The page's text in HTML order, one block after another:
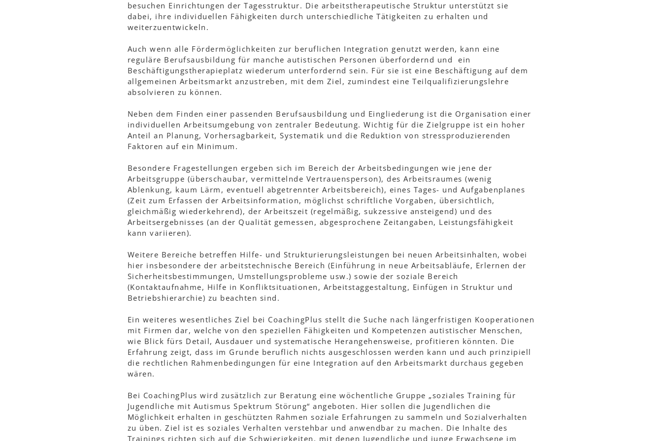
besuchen Einrichtungen der Tagesstruktur. Die arbeitstherapeutische Struktur unterstützt sie
dabei, ihre individuellen Fähigkeiten durch unterschiedliche Tätigkeiten zu erhalten und
weiterzuentwickeln.
Auch wenn alle Fördermöglichkeiten zur beruflichen Integration genutzt werden, kann eine
reguläre Berufsausbildung für manche autistischen Personen überfordernd und ein
Beschäftigungstherapieplatz wiederum unterfordernd sein. Für sie ist eine Beschäftigung auf dem
allgemeinen Arbeitsmarkt anzustreben, mit dem Ziel, zumindest eine Teilqualifizierungslehre
absolvieren zu können.
Neben dem Finden einer passenden Berufsausbildung und Eingliederung ist die Organisation einer
individuellen Arbeitsumgebung von zentraler Bedeutung. Wichtig für die Zielgruppe ist ein hoher
Anteil an Planung, Vorhersagbarkeit, Systematik und die Reduktion von stressproduzierenden
Faktoren auf ein Minimum.
Besondere Fragestellungen ergeben sich im Bereich der Arbeitsbedingungen wie jene der
Arbeitsgruppe (überschaubar, vermittelnde Vertrauensperson), des Arbeitsraumes (wenig
Ablenkung, kaum Lärm, eventuell abgetrennter Arbeitsbereich), eines Tages- und Aufgabenplanes
(Zeit zum Erfassen der Arbeitsinformation, möglichst schriftliche Vorgaben, übersichtlich,
gleichmäßig wiederkehrend), der Arbeitszeit (regelmäßig, sukzessive ansteigend) und des
Arbeitsergebnisses (an der Qualität gemessen, abgesprochene Zeitangaben, Leistungsfähigkeit
kann variieren).
Weitere Bereiche betreffen Hilfe- und Strukturierungsleistungen bei neuen Arbeitsinhalten, wobei
hier insbesondere der arbeitstechnische Bereich (Einführung in neue Arbeitsabläufe, Erlernen der
Sicherheitsbestimmungen, Umstellungsprobleme usw.) sowie der soziale Bereich
(Kontaktaufnahme, Hilfe in Konfliktsituationen, Arbeitstaggestaltung, Einfügen in Struktur und
Betriebshierarchie) zu beachten sind.
Ein weiteres wesentliches Ziel bei CoachingPlus stellt die Suche nach längerfristigen Kooperationen
mit Firmen dar, welche von den speziellen Fähigkeiten und Kompetenzen autistischer Menschen,
wie Blick fürs Detail, Ausdauer und systematische Herangehensweise, profitieren könnten. Die
Erfahrung zeigt, dass im Grunde beruflich nichts ausgeschlossen werden kann und auch prinzipiell
die rechtlichen Rahmenbedingungen für eine Integration auf den Arbeitsmarkt durchaus gegeben
wären.
Bei CoachingPlus wird zusätzlich zur Beratung eine wöchentliche Gruppe „soziales Training für
Jugendliche mit Autismus Spektrum Störung“ angeboten. Hier sollen die Jugendlichen die
Möglichkeit erhalten in geschützten Rahmen soziale Erfahrungen zu sammeln und Sozialverhalten
zu üben. Ziel ist es soziales Verhalten verstehbar und anwendbar zu machen. Die Inhalte des
Trainings richten sich auf die Schwierigkeiten, mit denen Jugendliche und junge Erwachsene im